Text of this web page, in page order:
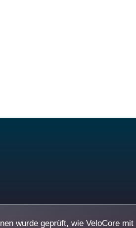
wurde geprüft, wie VeloCore mit